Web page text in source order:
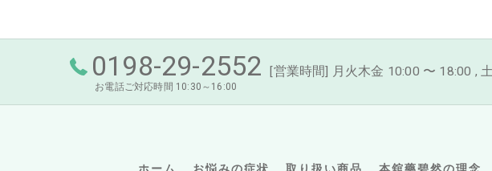
0198-29-2552
お電話ご対応時間 10:30～16:00
[営業時間] 月火木金 10:00 〜 18:00 ,